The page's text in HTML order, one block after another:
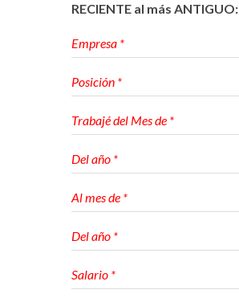
RECIENTE al más ANTIGUO: